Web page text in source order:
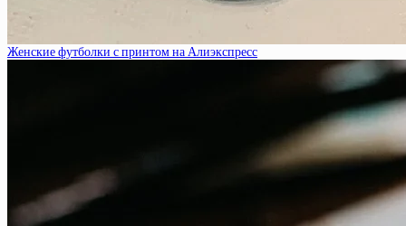
Женские футболки с принтом на Алиэкспресс